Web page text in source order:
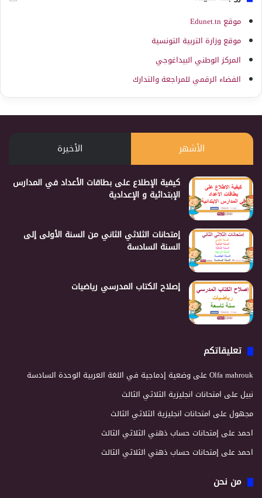
موقع Edunet.tn
موقع وزارة التربية التونسية
المركز الوطني البيداغوجي
الفضاء الرقمي للمراجعة والتدارك
الأشهر الأخيرة
كيفية الإطلاع على بطاقات الأعداد في المدارس
الإبتدائية و الإعدادية
إمتحانات الثلاثي الثاني من السنة الأولى إلى
السنة السادسة
إصلاح الكتاب المدرسي رياضيات
تعليقاتكم
Olfa mahroukعلى وضعية إدماجية في اللغة العربية الوحدة السادسة
نبيلعلى امتحانات انجليزية الثلاثي الثالث
مجهولعلى امتحانات انجليزية الثلاثي الثالث
احمدعلى إمتحانات حساب ذهني الثلاثي الثالث
احمدعلى إمتحانات حساب ذهني الثلاثي الثالث
من نحن